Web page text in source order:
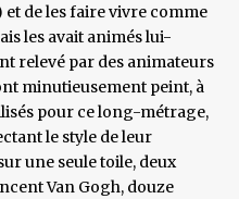
et de les faire vivre comme
les avait animés lui-
relevé par des animateurs
minutieusement peint, à
pour ce long-métrage,
le style de leur
une seule toile, deux
Van Gogh, douze